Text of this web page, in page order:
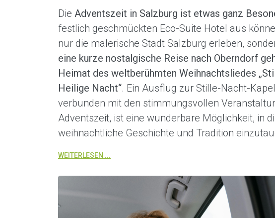
Die Adventszeit in Salzburg ist etwas ganz
festlich geschmückten Eco-Suite Hotel aus
nur die malerische Stadt Salzburg erleben,
eine kurze nostalgische Reise nach Oberndorf
Heimat des weltberühmten Weihnachtsliedes
Heilige Nacht“. Ein Ausflug zur Stille-Nacht-
verbunden mit den stimmungsvollen
Adventszeit, ist eine wunderbare Möglichkeit, in
weihnachtliche Geschichte und Tradition
WEITERLESEN ...